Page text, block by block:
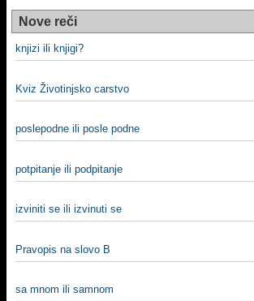
Nove reči
knjizi ili knjigi?
Kviz Životinjsko carstvo
poslepodne ili posle podne
potpitanje ili podpitanje
izviniti se ili izvinuti se
Pravopis na slovo B
sa mnom ili samnom